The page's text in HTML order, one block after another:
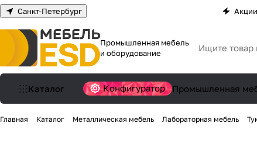
Санкт-Петербург Акции
Промышленная мебель
и оборудование
Каталог Конфигуратор Промышленная
Главная Каталог Металлическая мебель Лабораторная мебель